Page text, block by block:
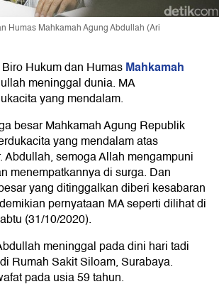
Humas Mahkamah Agung Abdullah (Ari
Hukum dan HumasMahkamah
meninggal dunia. MA
yang mendalam.
besar Mahkamah Agung Republik
yang mendalam atas
Abdullah, semoga Allah mengampuni
menempatkannya di surga. Dan
yang ditinggalkan diberi kesabaran
pernyataan MA seperti dilihat di
(31/10/2020).
meninggal pada dini hari tadi
Rumah Sakit Siloam, Surabaya.
pada usia 59 tahun.